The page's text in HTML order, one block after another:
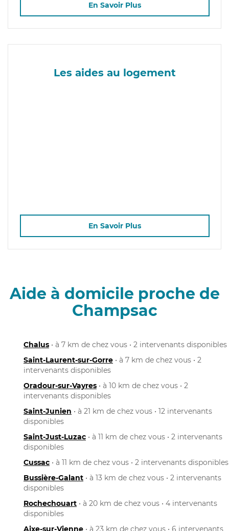
En Savoir Plus
Les aides au logement
En Savoir Plus
Aide à domicile proche de
Champsac
Chalus • à 7 km de chez vous • 2 intervenants disponibles
Saint-Laurent-sur-Gorre • à 7 km de chez vous • 2
intervenants disponibles
Oradour-sur-Vayres • à 10 km de chez vous • 2
intervenants disponibles
Saint-Junien • à 21 km de chez vous • 12 intervenants
disponibles
Saint-Just-Luzac • à 11 km de chez vous • 2 intervenants
disponibles
Cussac • à 11 km de chez vous • 2 intervenants disponibles
Bussière-Galant • à 13 km de chez vous • 2 intervenants
disponibles
Rochechouart • à 20 km de chez vous • 4 intervenants
disponibles
Aixe-sur-Vienne • à 23 km de chez vous • 6 intervenants